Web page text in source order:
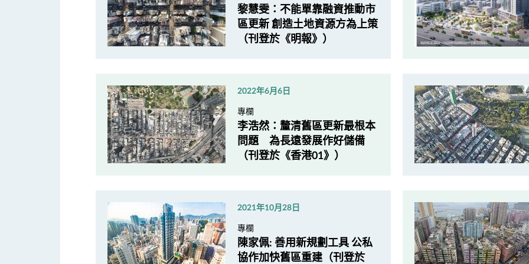
黎慧雯：不能單靠融資推動市
區更新 創造土地資源方為上策
（刊登於《明報》）
2022年6月6日
專欄
李浩然：釐清舊區更新最根本
問題 為長遠發展作好儲備
（刊登於《香港01》）
2021年10月28日
專欄
陳家佩: 善用新規劃工具 公私
協作加快舊區重建（刊登於